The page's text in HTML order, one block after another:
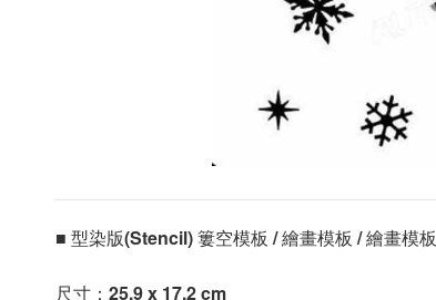
■ 型染版(Stencil) 簍空模板 / 繪畫模板 / 繪畫模板
尺寸： 25.9 x 17.2 cm